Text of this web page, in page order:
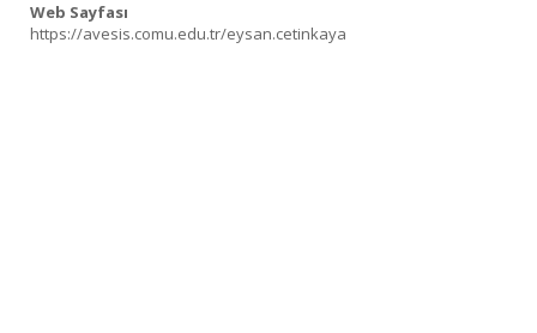
Web Sayfası
https://avesis.comu.edu.tr/eysan.cetinkaya